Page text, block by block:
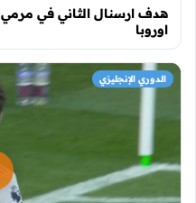
هدف ارسنال الثاني في مرمي
اوروبا
الدوري الإنجليزي